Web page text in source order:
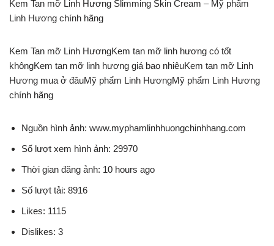
Kem Tan mỡ Linh Hương Slimming Skin Cream – Mỹ phẩm
Linh Hương chính hãng
Kem Tan mỡ Linh HươngKem tan mỡ linh hương có tốt
khôngKem tan mỡ linh hương giá bao nhiêuKem tan mỡ Linh
Hương mua ở đâuMỹ phẩm Linh HươngMỹ phẩm Linh Hương
chính hãng
Nguồn hình ảnh: www.myphamlinhhuongchinhhang.com
Số lượt xem hình ảnh: 29970
Thời gian đăng ảnh: 10 hours ago
Số lượt tải: 8916
Likes: 1115
Dislikes: 3